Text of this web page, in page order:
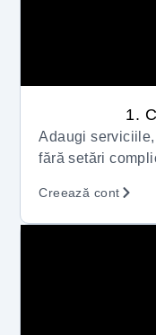
1.
Adaugi
fără setări
Creează cont